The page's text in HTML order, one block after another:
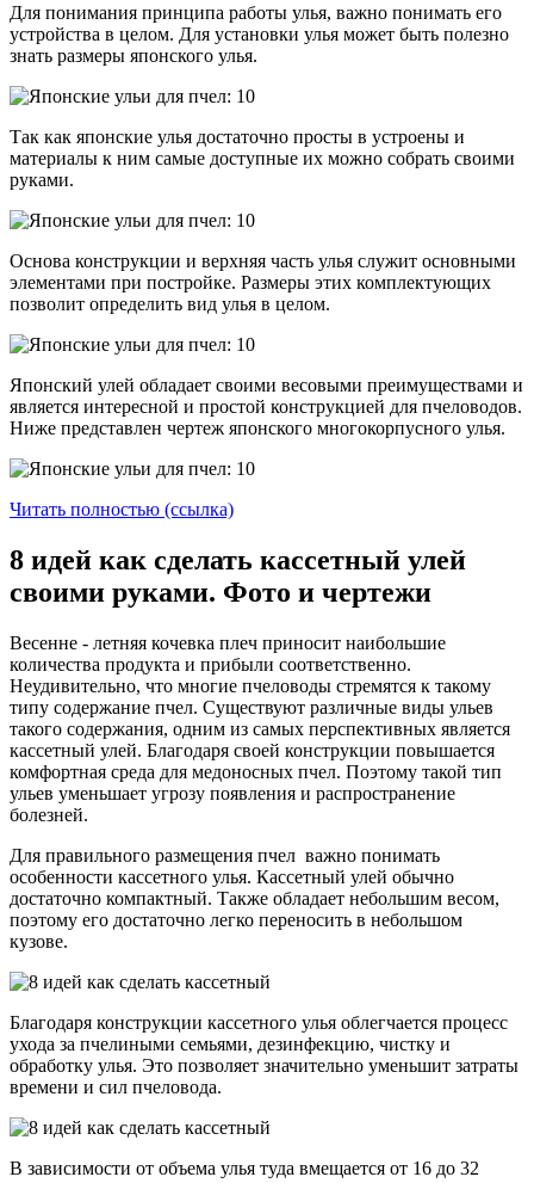
Для понимания принципа работы улья, важно понимать его
устройства в целом. Для установки улья может быть полезно
знать размеры японского улья.
Так как японские улья достаточно просты в устроены и
материалы к ним самые доступные их можно собрать своими
руками.
Основа конструкции и верхняя часть улья служит основными
элементами при постройке. Размеры этих комплектующих
позволит определить вид улья в целом.
Японский улей обладает своими весовыми преимуществами и
является интересной и простой конструкцией для пчеловодов.
Ниже представлен чертеж японского многокорпусного улья.
Читать полностью (ссылка)
8 идей как сделать кассетный улей
своими руками. Фото и чертежи
Весенне - летняя кочевка плеч приносит наибольшие
количества продукта и прибыли соответственно.
Неудивительно, что многие пчеловоды стремятся к такому
типу содержание пчел. Существуют различные виды ульев
такого содержания, одним из самых перспективных является
кассетный улей. Благодаря своей конструкции повышается
комфортная среда для медоносных пчел. Поэтому такой тип
ульев уменьшает угрозу появления и распространение
болезней.
Для правильного размещения пчел важно понимать
особенности кассетного улья. Кассетный улей обычно
достаточно компактный. Также обладает небольшим весом,
поэтому его достаточно легко переносить в небольшом
кузове.
Благодаря конструкции кассетного улья облегчается процесс
ухода за пчелиными семьями, дезинфекцию, чистку и
обработку улья. Это позволяет значительно уменьшит затраты
времени и сил пчеловода.
В зависимости от объема улья туда вмещается от 16 до 32